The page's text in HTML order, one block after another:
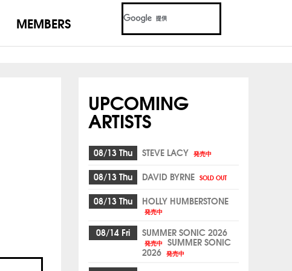
MEMBERS
UPCOMING
ARTISTS
08/13 Thu STEVE LACY 発売中
08/13 Thu DAVID BYRNE SOLD OUT
08/13 Thu HOLLY HUMBERSTONE
発売中
08/14 Fri SUMMER SONIC 2026
発売中 SUMMER SONIC
2026 発売中